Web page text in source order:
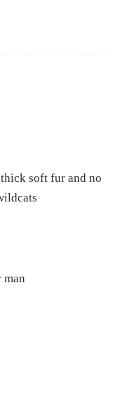
soft fur and no
man